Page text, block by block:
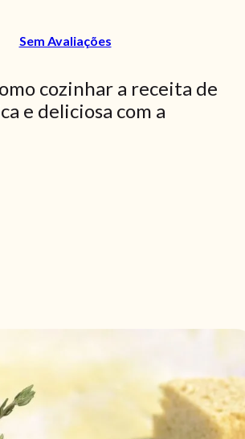
Sem Avaliações
cozinhar a receita de
e deliciosa com a